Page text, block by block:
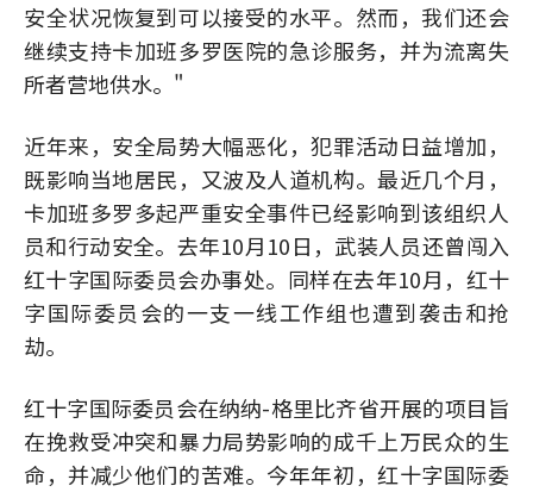
安全状况恢复到可以接受的水平。然而，我们还会
继续支持卡加班多罗医院的急诊服务，并为流离失
所者营地供水。"
近年来，安全局势大幅恶化，犯罪活动日益增加，
既影响当地居民，又波及人道机构。最近几个月，
卡加班多罗多起严重安全事件已经影响到该组织人
员和行动安全。去年10月10日，武装人员还曾闯入
红十字国际委员会办事处。同样在去年10月，红十
字国际委员会的一支一线工作组也遭到袭击和抢
劫。
红十字国际委员会在纳纳-格里比齐省开展的项目旨
在挽救受冲突和暴力局势影响的成千上万民众的生
命，并减少他们的苦难。今年年初，红十字国际委